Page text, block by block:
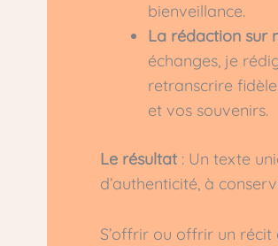
bienveillance.
La rédaction sur
échanges, je
retranscrire
et vos souvenirs.
Le résultat : Un texte
d’authenticité, à
S’offrir ou offrir un récit